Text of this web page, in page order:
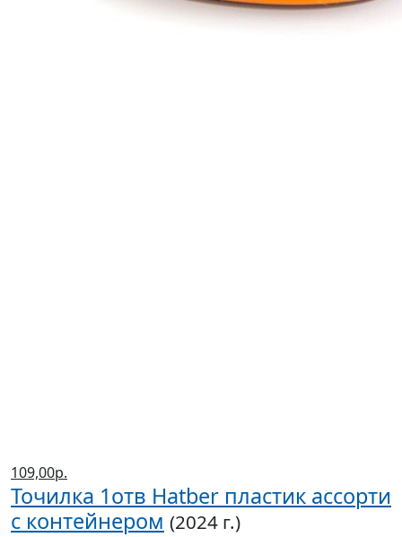
109,00р.
Точилка 1отв Hatber пластик ассорти
с контейнером (2024 г.)